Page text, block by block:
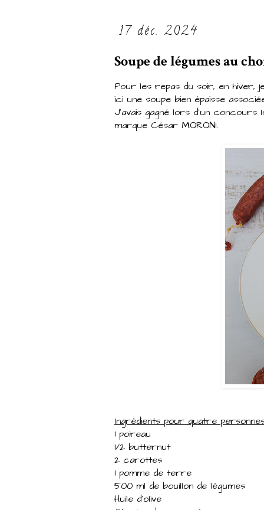
17 déc. 2024
Soupe de légumes au
Pour les repas du soir, en hiver,
ici une soupe bien épaisse
J'avais gagné lors d'un
marque César MORONI.
Ingrédients pour quatre
1 poireau
1/2 butternut
2 carottes
1 pomme de terre
500 ml de bouillon de légumes
Huile d'olive